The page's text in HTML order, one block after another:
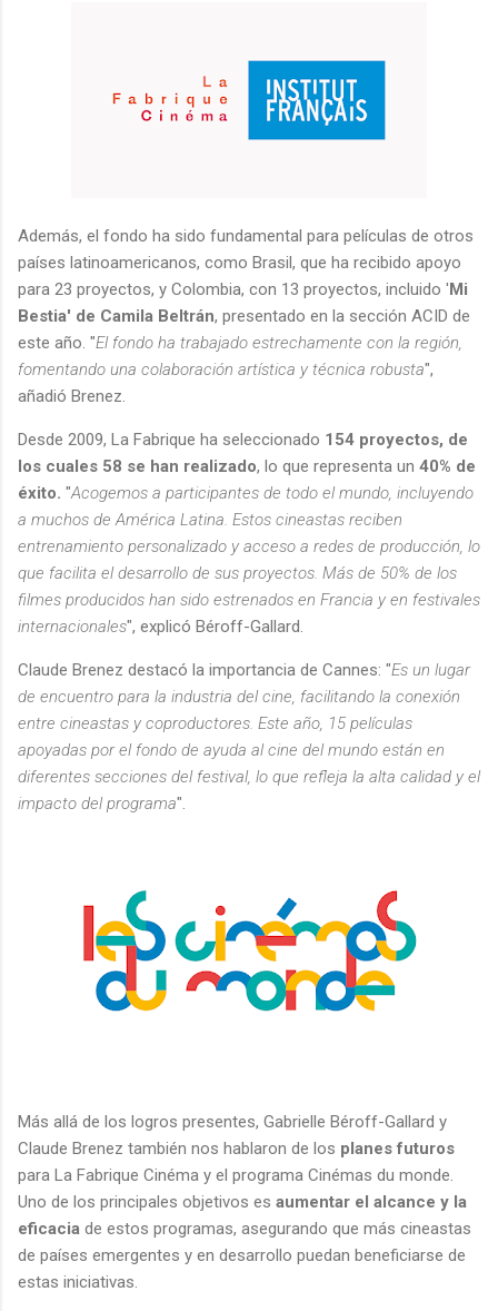
Además, el fondo ha sido fundamental para películas de otros
países latinoamericanos, como Brasil, que ha recibido apoyo
para 23 proyectos, y Colombia, con 13 proyectos, incluido 'Mi
Bestia' de Camila Beltrán, presentado en la sección ACID de
este año. "El fondo ha trabajado estrechamente con la región,
fomentando una colaboración artística y técnica robusta",
añadió Brenez.
Desde 2009, La Fabrique ha seleccionado 154 proyectos, de
los cuales 58 se han realizado, lo que representa un 40% de
éxito. "Acogemos a participantes de todo el mundo, incluyendo
a muchos de América Latina. Estos cineastas reciben
entrenamiento personalizado y acceso a redes de producción, lo
que facilita el desarrollo de sus proyectos. Más de 50% de los
filmes producidos han sido estrenados en Francia y en festivales
internacionales", explicó Béroff-Gallard.
Claude Brenez destacó la importancia de Cannes: "Es un lugar
de encuentro para la industria del cine, facilitando la conexión
entre cineastas y coproductores. Este año, 15 películas
apoyadas por el fondo de ayuda al cine del mundo están en
diferentes secciones del festival, lo que refleja la alta calidad y el
impacto del programa".
Más allá de los logros presentes, Gabrielle Béroff-Gallard y
Claude Brenez también nos hablaron de los planes futuros
para La Fabrique Cinéma y el programa Cinémas du monde.
Uno de los principales objetivos es aumentar el alcance y la
eficacia de estos programas, asegurando que más cineastas
de países emergentes y en desarrollo puedan beneficiarse de
estas iniciativas.